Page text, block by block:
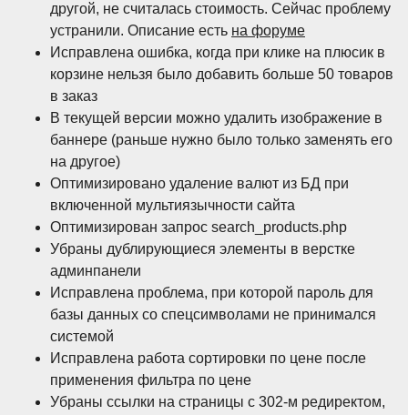
другой, не считалась стоимость. Сейчас проблему
устранили. Описание есть на форуме
Исправлена ошибка, когда при клике на плюсик в
корзине нельзя было добавить больше 50 товаров
в заказ
В текущей версии можно удалить изображение в
баннере (раньше нужно было только заменять его
на другое)
Оптимизировано удаление валют из БД при
включенной мультиязычности сайта
Оптимизирован запрос search_products.php
Убраны дублирующиеся элементы в верстке
админпанели
Исправлена проблема, при которой пароль для
базы данных со спецсимволами не принимался
системой
Исправлена работа сортировки по цене после
применения фильтра по цене
Убраны ссылки на страницы с 302-м редиректом,